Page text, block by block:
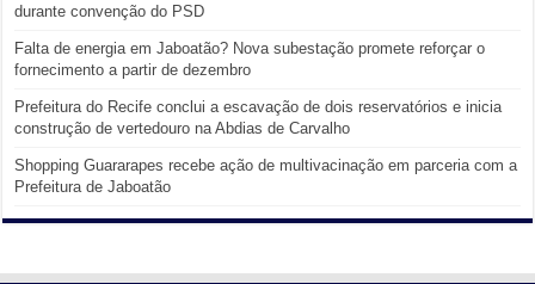
durante convenção do PSD
Falta de energia em Jaboatão? Nova subestação promete reforçar o
fornecimento a partir de dezembro
Prefeitura do Recife conclui a escavação de dois reservatórios e inicia
construção de vertedouro na Abdias de Carvalho
Shopping Guararapes recebe ação de multivacinação em parceria com a
Prefeitura de Jaboatão